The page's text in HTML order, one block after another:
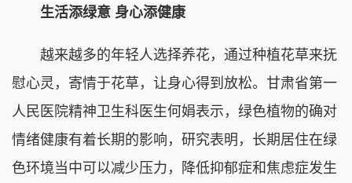
生活添绿意 身心添健康
越来越多的年轻人选择养花，通过种植花草来抚
慰心灵，寄情于花草，让身心得到放松。甘肃省第一
人民医院精神卫生科医生何娟表示，绿色植物的确对
情绪健康有着长期的影响，研究表明，长期居住在绿
色环境当中可以减少压力，降低抑郁症和焦虑症发生